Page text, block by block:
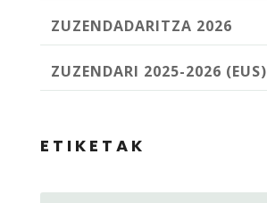
ZUZENDADARITZA 2026
ZUZENDARI 2025-2026 (EUS)
ETIKETAK